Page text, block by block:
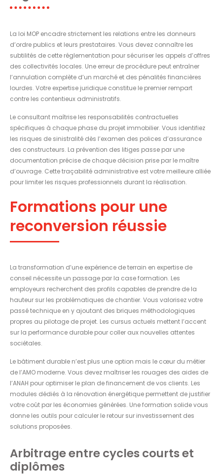
La loi MOP encadre strictement les relations entre les donneurs
d’ordre publics et leurs prestataires. Vous devez connaître les
subtilités de cette réglementation pour sécuriser les appels d’offres
des collectivités locales. Une erreur de procédure peut entraîner
l’annulation complète d’un marché et des pénalités financières
lourdes. Votre expertise juridique constitue le premier rempart
contre les contentieux administratifs.
Le consultant maîtrise les responsabilités contractuelles
spécifiques à chaque phase du projet immobilier. Vous identifiez
les risques de sinistralité dès l’examen des polices d’assurance
des constructeurs. La prévention des litiges passe par une
documentation précise de chaque décision prise par le maître
d’ouvrage. Cette traçabilité administrative est votre meilleure alliée
pour limiter les risques professionnels durant la réalisation.
Formations pour une
reconversion réussie
La transformation d’une expérience de terrain en expertise de
conseil nécessite un passage par la case formation. Les
employeurs recherchent des profils capables de prendre de la
hauteur sur les problématiques de chantier. Vous valorisez votre
passé technique en y ajoutant des briques méthodologiques
propres au pilotage de projet. Les cursus actuels mettent l’accent
sur la performance durable pour coller aux nouvelles attentes
sociétales.
Le bâtiment durable n’est plus une option mais le cœur du métier
de l’AMO moderne. Vous devez maîtriser les rouages des aides de
l’ANAH pour optimiser le plan de financement de vos clients. Les
modules dédiés à la rénovation énergétique permettent de justifier
votre coût par les économies générées. Une formation solide vous
donne les outils pour calculer le retour sur investissement des
solutions proposées.
Arbitrage entre cycles courts et
diplômes